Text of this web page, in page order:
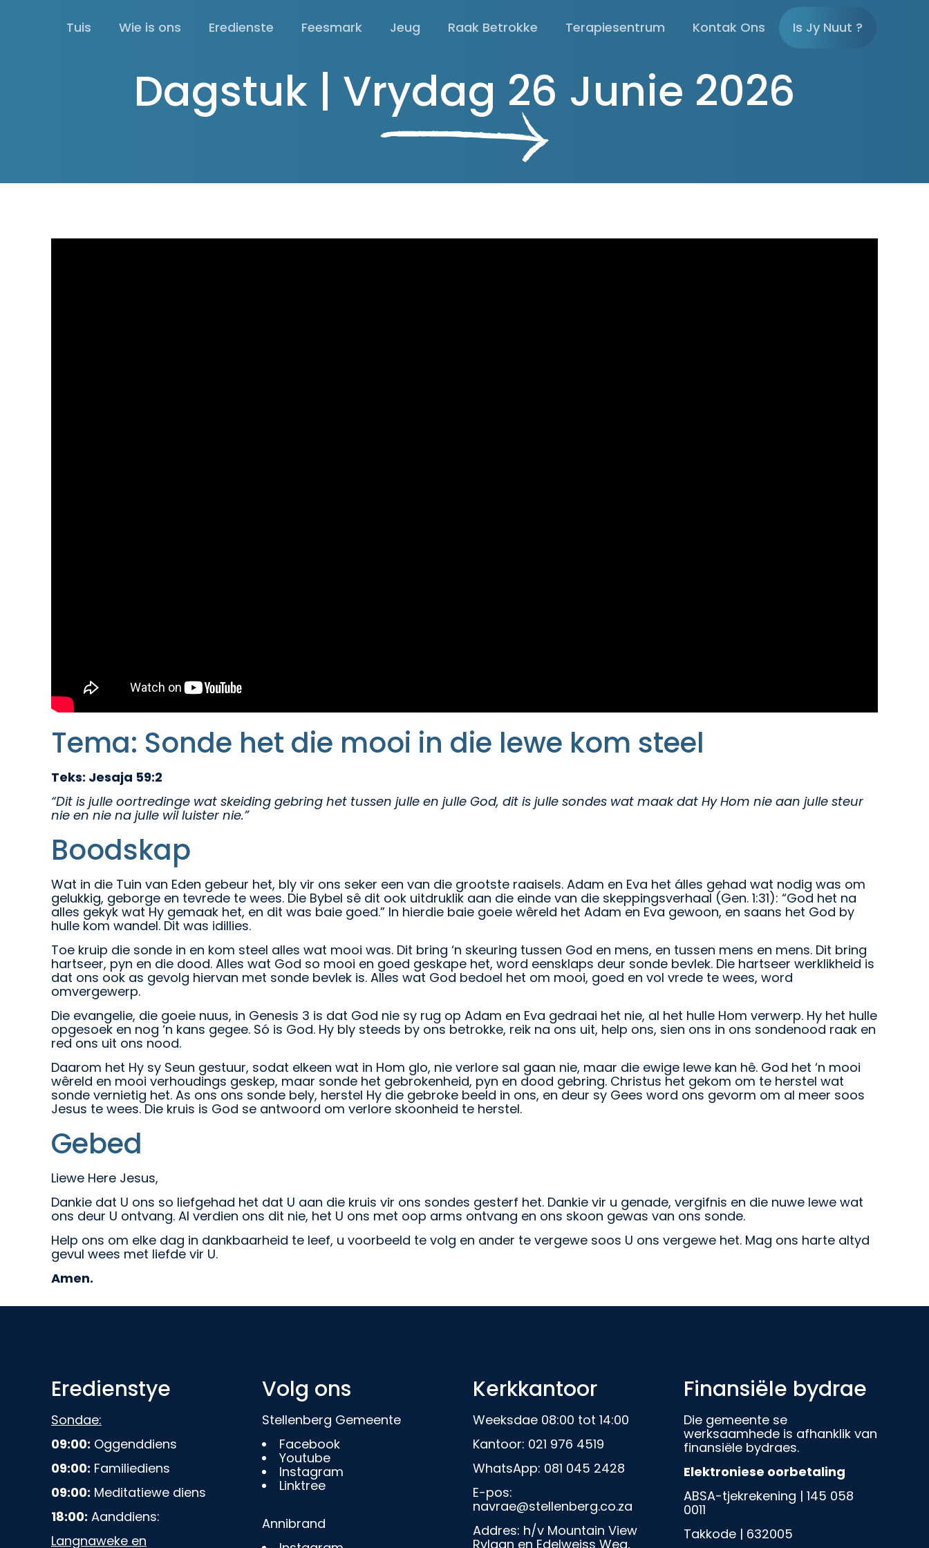
Tuis Wie is ons Eredienste Feesmark Jeug Raak Betrokke Terapiesentrum Kontak Ons Is Jy Nuut ?
Dagstuk | Vrydag 26 Junie 2026
Tema: Sonde het die mooi in die lewe kom steel
Teks: Jesaja 59:2
“Dit is julle oortredinge wat skeiding gebring het tussen julle en julle God, dit is julle sondes wat maak dat Hy Hom nie aan julle steur
nie en nie na julle wil luister nie.”
Boodskap
Wat in die Tuin van Eden gebeur het, bly vir ons seker een van die grootste raaisels. Adam en Eva het álles gehad wat nodig was om
gelukkig, geborge en tevrede te wees. Die Bybel sê dit ook uitdruklik aan die einde van die skeppingsverhaal (Gen. 1:31): “God het na
alles gekyk wat Hy gemaak het, en dit was baie goed.” In hierdie baie goeie wêreld het Adam en Eva gewoon, en saans het God by
hulle kom wandel. Dit was idillies.
Toe kruip die sonde in en kom steel alles wat mooi was. Dit bring ‘n skeuring tussen God en mens, en tussen mens en mens. Dit bring
hartseer, pyn en die dood. Alles wat God so mooi en goed geskape het, word eensklaps deur sonde bevlek. Die hartseer werklikheid is
dat ons ook as gevolg hiervan met sonde bevlek is. Alles wat God bedoel het om mooi, goed en vol vrede te wees, word
omvergewerp.
Die evangelie, die goeie nuus, in Genesis 3 is dat God nie sy rug op Adam en Eva gedraai het nie, al het hulle Hom verwerp. Hy het hulle
opgesoek en nog ‘n kans gegee. Só is God. Hy bly steeds by ons betrokke, reik na ons uit, help ons, sien ons in ons sondenood raak en
red ons uit ons nood.
Daarom het Hy sy Seun gestuur, sodat elkeen wat in Hom glo, nie verlore sal gaan nie, maar die ewige lewe kan hê. God het ‘n mooi
wêreld en mooi verhoudings geskep, maar sonde het gebrokenheid, pyn en dood gebring. Christus het gekom om te herstel wat
sonde vernietig het. As ons ons sonde bely, herstel Hy die gebroke beeld in ons, en deur sy Gees word ons gevorm om al meer soos
Jesus te wees. Die kruis is God se antwoord om verlore skoonheid te herstel.
Gebed
Liewe Here Jesus,
Dankie dat U ons so liefgehad het dat U aan die kruis vir ons sondes gesterf het. Dankie vir u genade, vergifnis en die nuwe lewe wat
ons deur U ontvang. Al verdien ons dit nie, het U ons met oop arms ontvang en ons skoon gewas van ons sonde.
Help ons om elke dag in dankbaarheid te leef, u voorbeeld te volg en ander te vergewe soos U ons vergewe het. Mag ons harte altyd
gevul wees met liefde vir U.
Amen.
Eredienstye
Sondae:
09:00: Oggenddiens
09:00: Familiediens
09:00: Meditatiewe diens
18:00: Aanddiens:
Langnaweke en
Volg ons
Stellenberg Gemeente
Facebook
Youtube
Instagram
Linktree
Annibrand
Kerkkantoor
Weeksdae 08:00 tot 14:00
Kantoor: 021 976 4519
WhatsApp: 081 045 2428
E-pos:
navrae@stellenberg.co.za
Addres: h/v Mountain View
Rylaan en Edelweiss Weg,
Finansiële bydrae
Die gemeente se
werksaamhede is afhanklik van
finansiële bydraes.
Elektroniese oorbetaling
ABSA-tjekrekening | 145 058
0011
Takkode | 632005